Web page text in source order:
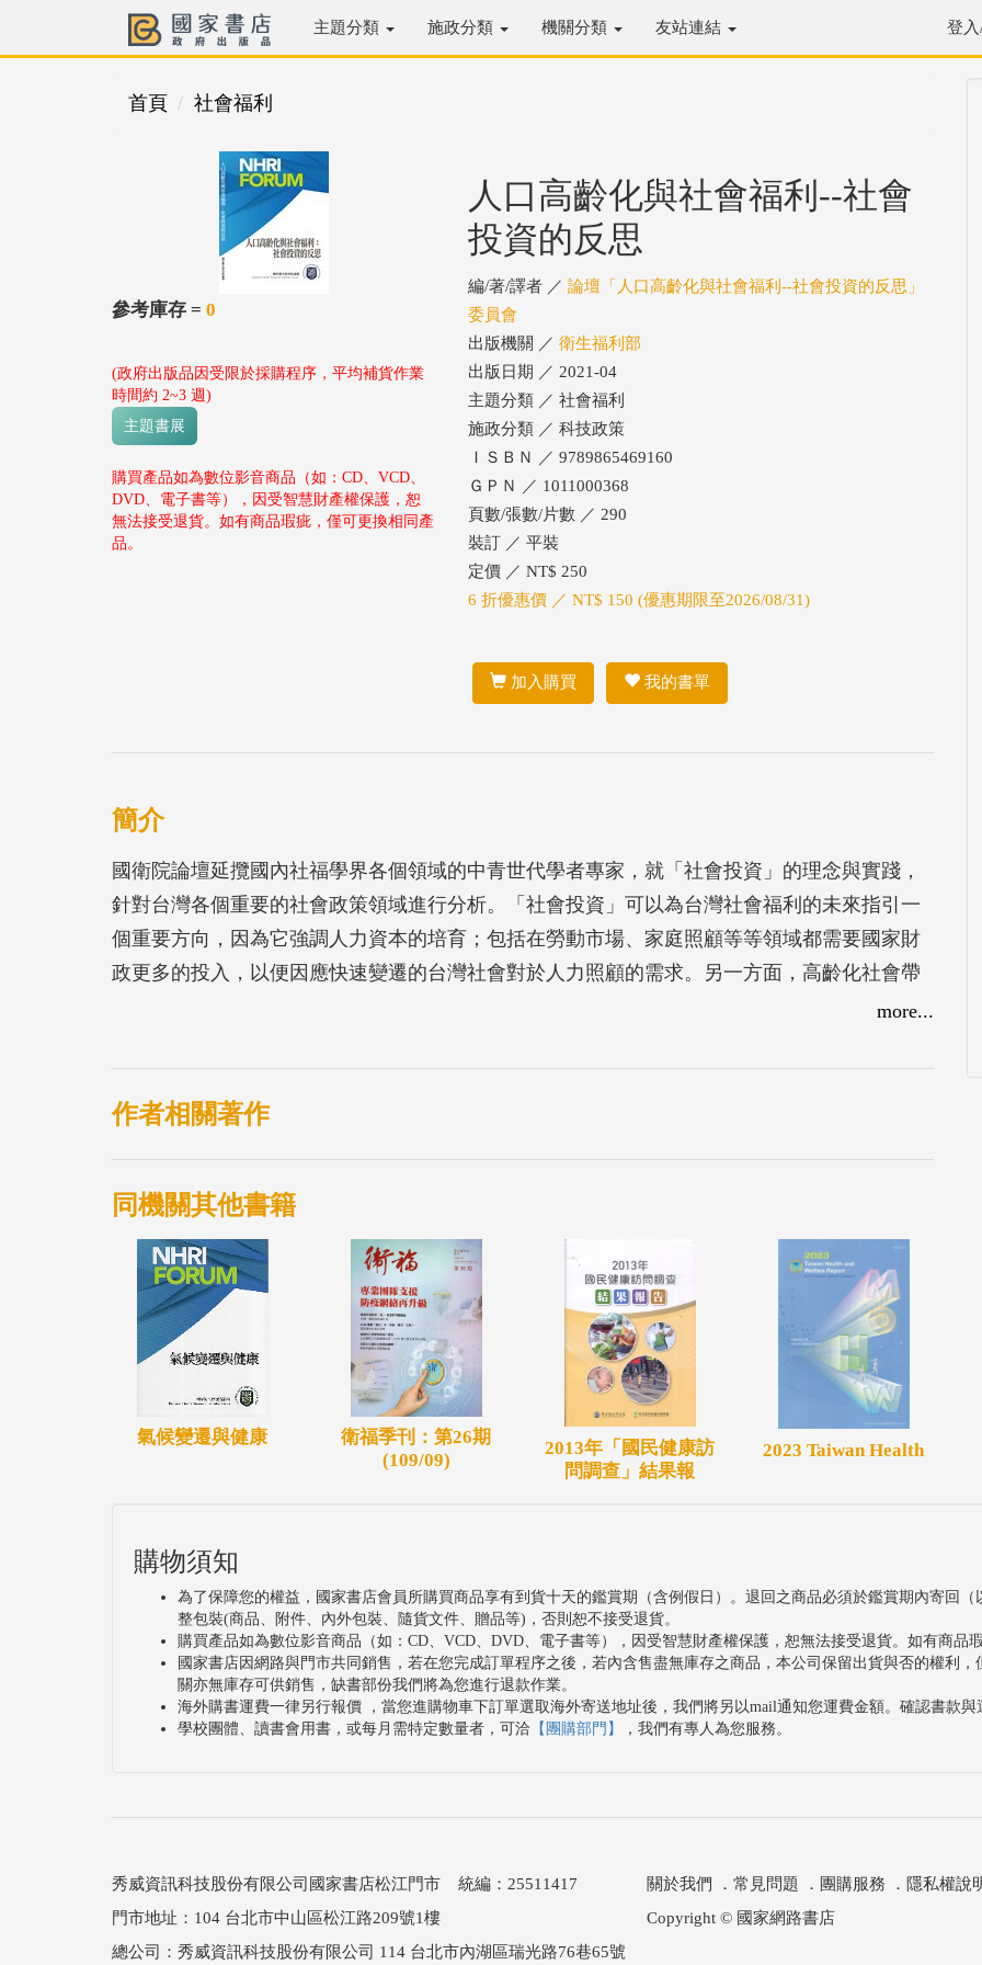
主題分類 施政分類 機關分類 友站連結 登
首頁 社會福利
參考庫存 = 0
(政府出版品因受限於採購程序，平均補貨作業
時間約 2~3 週)
主題書展
購買產品如為數位影音商品（如：CD、VCD、
DVD、電子書等），因受智慧財產權保護，恕
無法接受退貨。如有商品瑕疵，僅可更換相同產
品。
人口高齡化與社會福利--社會
投資的反思
編/著/譯者 ／ 論壇「人口高齡化與社會福利--社會投資的反思」
委員會
出版機關 ／ 衛生福利部
出版日期 ／ 2021-04
主題分類 ／ 社會福利
施政分類 ／ 科技政策
ＩＳＢＮ ／ 9789865469160
ＧＰＮ ／ 1011000368
頁數/張數/片數 ／ 290
裝訂 ／ 平裝
定價 ／ NT$ 250
6 折優惠價 ／ NT$ 150 (優惠期限至2026/08/31)
加入購買 我的書單
簡介
國衛院論壇延攬國內社福學界各個領域的中青世代學者專家，就「社會投資」的理念與實踐，
針對台灣各個重要的社會政策領域進行分析。「社會投資」可以為台灣社會福利的未來指引一
個重要方向，因為它強調人力資本的培育；包括在勞動市場、家庭照顧等等領域都需要國家財
政更多的投入，以便因應快速變遷的台灣社會對於人力照顧的需求。另一方面，高齡化社會帶
來的老年經濟安全、老年照顧議題。如何在快速增加的高齡人口趨勢下，因應因此帶來的年金
more...
作者相關著作
同機關其他書籍
氣候變遷與健康
衛福季刊：第26期
(109/09)
2013年「國民健康訪
問調查」結果報
2023 Taiwan Health
購物須知
為了保障您的權益，國家書店會員所購買商品享有到貨十天的鑑賞期（含例假日）。退回之商品必須於鑑賞期內寄回
整包裝(商品、附件、內外包裝、隨貨文件、贈品等)，否則恕不接受退貨。
購買產品如為數位影音商品（如：CD、VCD、DVD、電子書等），因受智慧財產權保護，恕無法接受退貨。如有商品
國家書店因網路與門市共同銷售，若在您完成訂單程序之後，若內含售盡無庫存之商品，本公司保留出貨與否的權利
關亦無庫存可供銷售，缺書部份我們將為您進行退款作業。
海外購書運費一律另行報價 ，當您進購物車下訂單選取海外寄送地址後，我們將另以mail通知您運費金額。確認書款
學校團體、讀書會用書，或每月需特定數量者，可洽 【團購部門】 ，我們有專人為您服務。
秀威資訊科技股份有限公司國家書店松江門市 統編：25511417
門市地址：104 台北市中山區松江路209號1樓
關於我們 ． 常見問題 ． 團購服務 ． 隱私權說
Copyright © 國家網路書店
總公司：秀威資訊科技股份有限公司 114 台北市內湖區瑞光路76巷65號